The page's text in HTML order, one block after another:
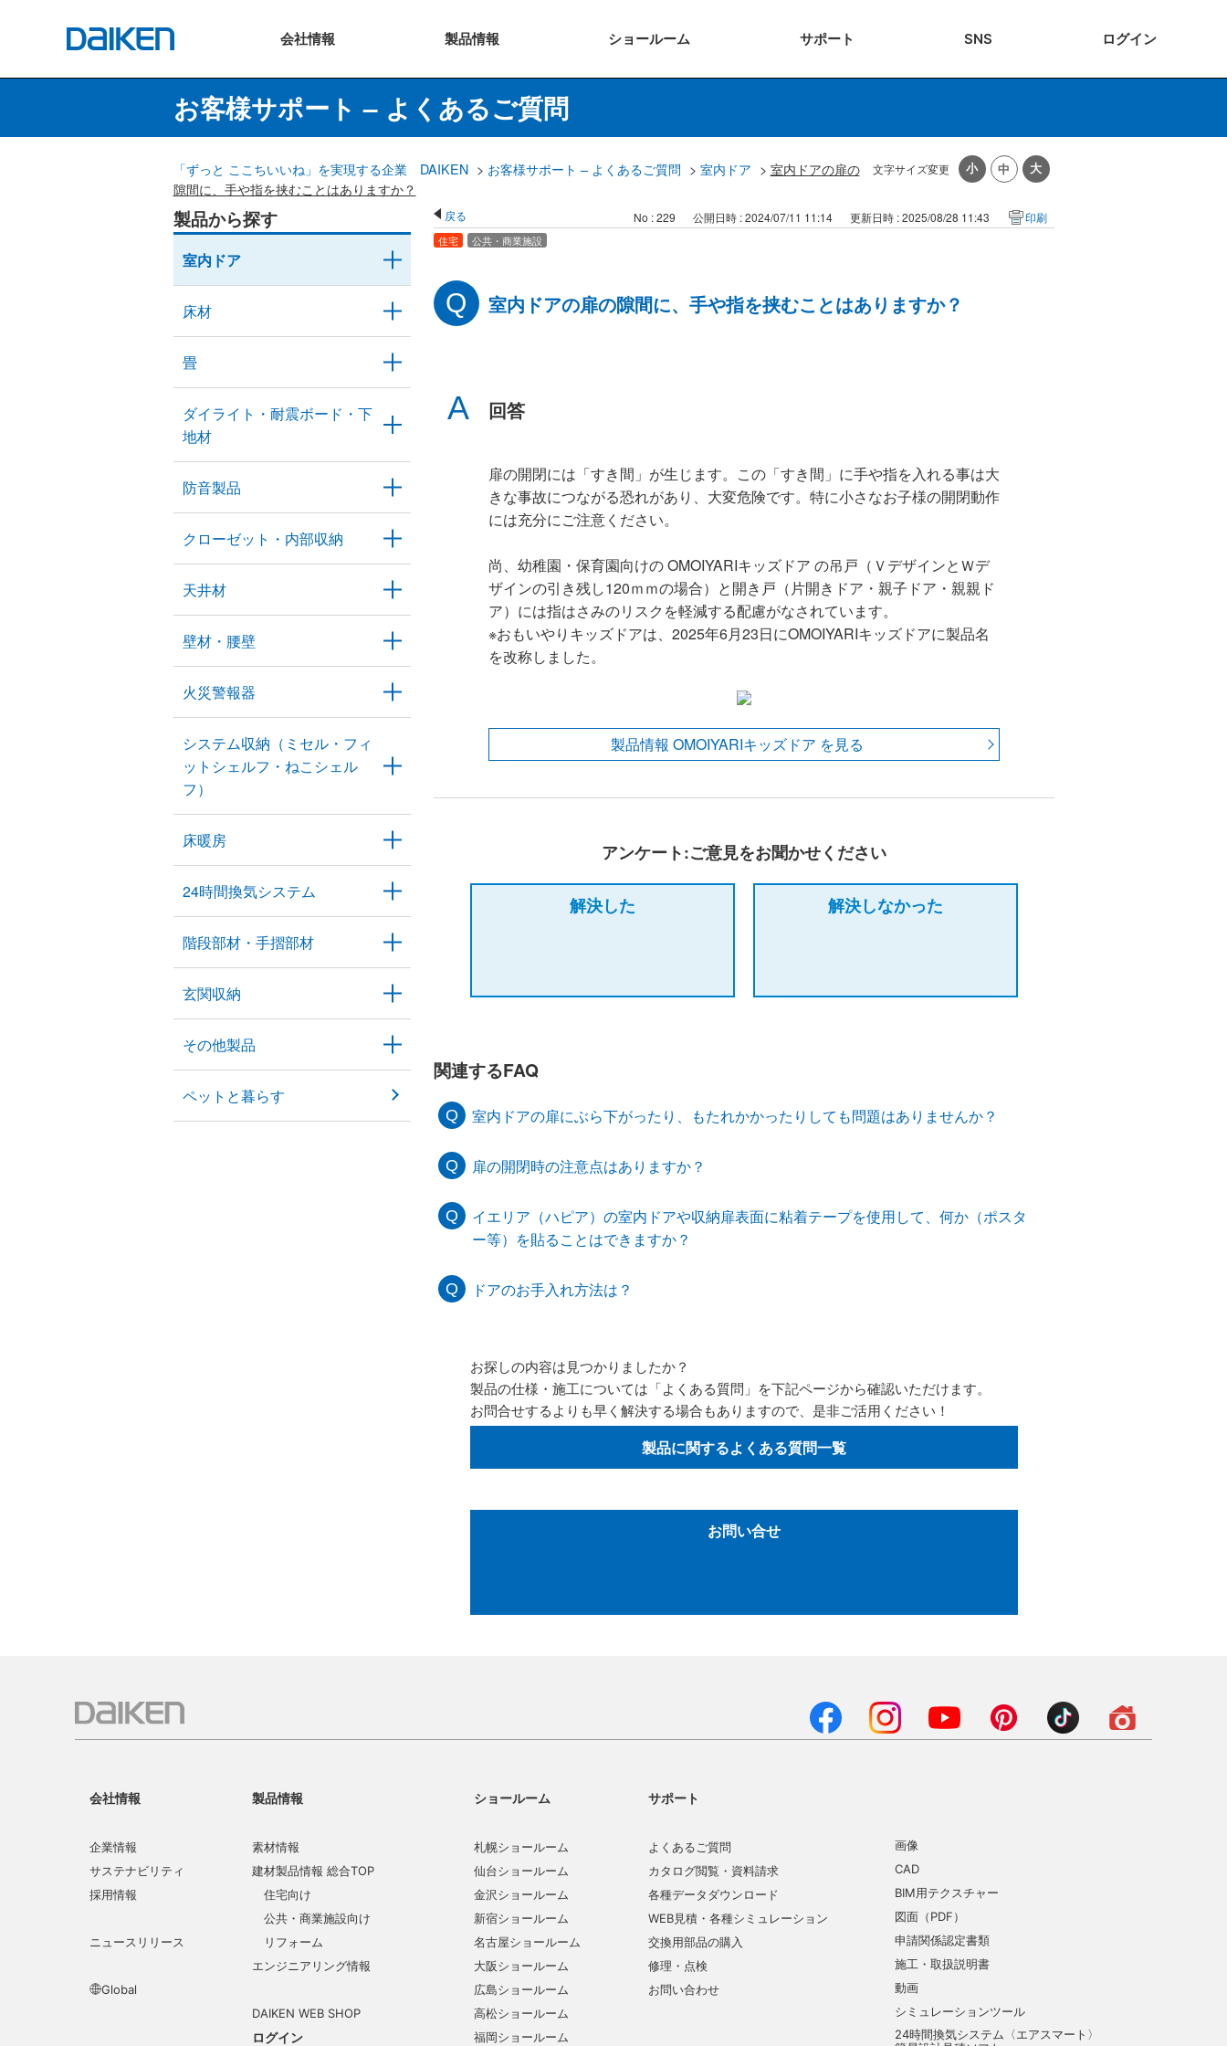
会社情報 製品情報 ショールーム サポート SNS ログイン
お客様サポート – よくあるご質問
文字サイズ変更
「ずっと ここちいいね」を実現する企業 DAIKEN > お客様サポート – よくあるご質問 > 室内ドア > 室内ドアの扉の
隙間に、手や指を挟むことはありますか？
製品から探す
室内ドア
床材
畳
ダイライト・耐震ボード・下
地材
防音製品
クローゼット・内部収納
天井材
壁材・腰壁
火災警報器
システム収納（ミセル・フィ
ットシェルフ・ねこシェル
フ）
床暖房
24時間換気システム
階段部材・手摺部材
玄関収納
その他製品
ペットと暮らす
戻る No : 229 公開日時 : 2024/07/11 11:14 更新日時 : 2025/08/28 11:43 印刷
住宅 公共・商業施設
室内ドアの扉の隙間に、手や指を挟むことはありますか？
回答
扉の開閉には「すき間」が生じます。この「すき間」に手や指を入れる事は大
きな事故につながる恐れがあり、大変危険です。特に小さなお子様の開閉動作
には充分にご注意ください。
尚、幼稚園・保育園向けの OMOIYARIキッズドア の吊戸（ＶデザインとＷデ
ザインの引き残し120ｍｍの場合）と開き戸（片開きドア・親子ドア・親親ド
ア）には指はさみのリスクを軽減する配慮がなされています。
※おもいやりキッズドアは、2025年6月23日にOMOIYARIキッズドアに製品名
を改称しました。
製品情報 OMOIYARIキッズドア を見る
アンケート:ご意見をお聞かせください
解決した 解決しなかった
関連するFAQ
室内ドアの扉にぶら下がったり、もたれかかったりしても問題はありませんか？
扉の開閉時の注意点はありますか？
イエリア（ハピア）の室内ドアや収納扉表面に粘着テープを使用して、何か（ポスタ
ー等）を貼ることはできますか？
ドアのお手入れ方法は？
お探しの内容は見つかりましたか？
製品の仕様・施工については「よくある質問」を下記ページから確認いただけます。
お問合せするよりも早く解決する場合もありますので、是非ご活用ください！
製品に関するよくある質問一覧
お問い合せ
会社情報
企業情報
サステナビリティ
採用情報
ニュースリリース
Global
製品情報
素材情報
建材製品情報 総合TOP
住宅向け
公共・商業施設向け
リフォーム
エンジニアリング情報
DAIKEN WEB SHOP
ログイン
ショールーム
札幌ショールーム
仙台ショールーム
金沢ショールーム
新宿ショールーム
名古屋ショールーム
大阪ショールーム
広島ショールーム
高松ショールーム
福岡ショールーム
サポート
よくあるご質問
カタログ閲覧・資料請求
各種データダウンロード
WEB見積・各種シミュレーション
交換用部品の購入
修理・点検
お問い合わせ
画像
CAD
BIM用テクスチャー
図面（PDF）
申請関係認定書類
施工・取扱説明書
動画
シミュレーションツール
24時間換気システム〈エアスマート〉